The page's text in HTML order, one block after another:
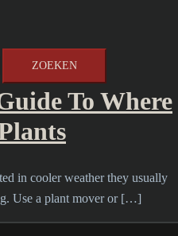
delivery
To Where
in cooler weather they usually
Use a plant mover or […]